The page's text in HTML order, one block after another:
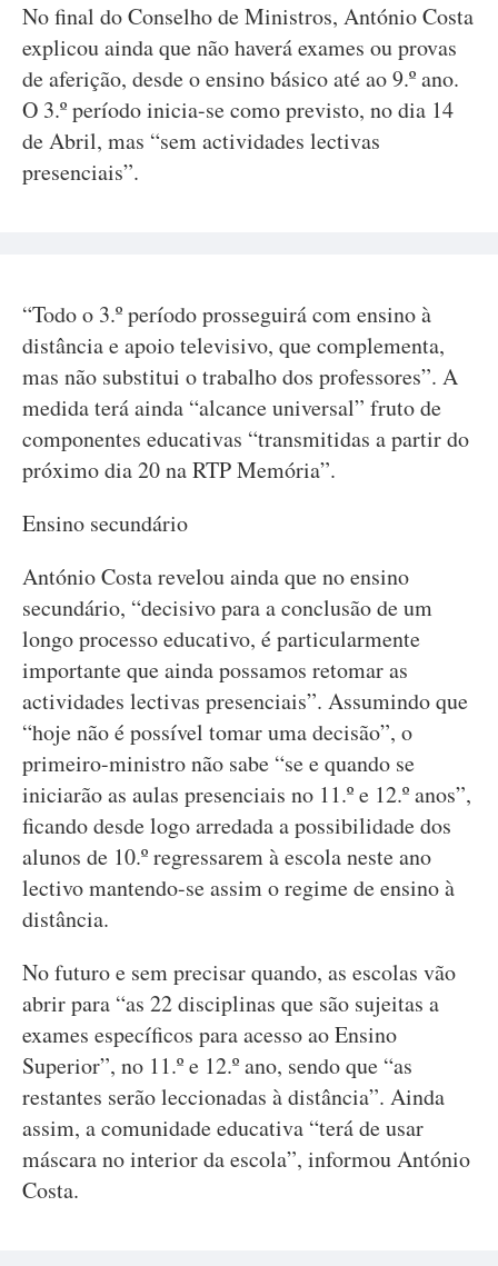
No final do Conselho de Ministros, António Costa
explicou ainda que não haverá exames ou provas
de aferição, desde o ensino básico até ao 9.º ano.
O 3.º período inicia-se como previsto, no dia 14
de Abril, mas “sem actividades lectivas
presenciais”.
“Todo o 3.º período prosseguirá com ensino à
distância e apoio televisivo, que complementa,
mas não substitui o trabalho dos professores”. A
medida terá ainda “alcance universal” fruto de
componentes educativas “transmitidas a partir do
próximo dia 20 na RTP Memória”.
Ensino secundário
António Costa revelou ainda que no ensino
secundário, “decisivo para a conclusão de um
longo processo educativo, é particularmente
importante que ainda possamos retomar as
actividades lectivas presenciais”. Assumindo que
“hoje não é possível tomar uma decisão”, o
primeiro-ministro não sabe “se e quando se
iniciarão as aulas presenciais no 11.º e 12.º anos”,
ficando desde logo arredada a possibilidade dos
alunos de 10.º regressarem à escola neste ano
lectivo mantendo-se assim o regime de ensino à
distância.
No futuro e sem precisar quando, as escolas vão
abrir para “as 22 disciplinas que são sujeitas a
exames específicos para acesso ao Ensino
Superior”, no 11.º e 12.º ano, sendo que “as
restantes serão leccionadas à distância”. Ainda
assim, a comunidade educativa “terá de usar
máscara no interior da escola”, informou António
Costa.